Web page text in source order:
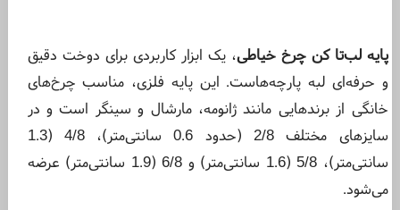
پایه لب‌تا کن چرخ خیاطی، یک ابزار کاربردی برای دوخت دقیق
و حرفه‌ای لبه‌ پارچه‌هاست. این پایه فلزی، مناسب چرخ‌های
خانگی از برندهایی مانند ژانومه، مارشال و سینگر است و در
سایزهای مختلف 2/8 (حدود 0.6 سانتی‌متر)، 4/8 (1.3
سانتی‌متر)، 5/8 (1.6 سانتی‌متر) و 6/8 (1.9 سانتی‌متر) عرضه
می‌شود.